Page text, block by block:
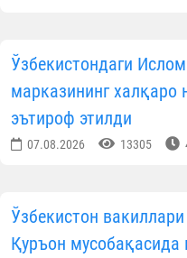
Ўзбекистондаги
марказининг халқаро
эътироф этилди
07.08.2026 13305
Ўзбекистон
Қуръон